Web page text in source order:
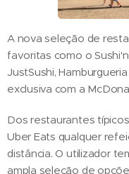
A nova seleção de
favoritas como o
JustSushi,
exclusiva com a
Dos restaurantes
Uber Eats qualquer
distância. O utilizador
ampla seleção de